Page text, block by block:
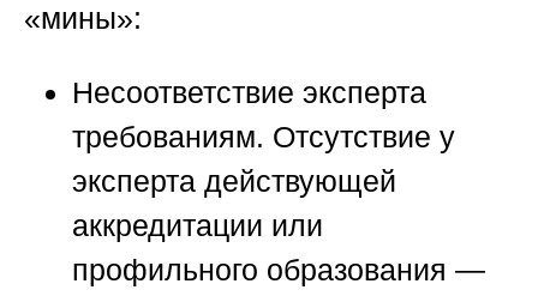
«мины»:
Несоответствие эксперта
требованиям. Отсутствие у
эксперта действующей
аккредитации или
профильного образования —